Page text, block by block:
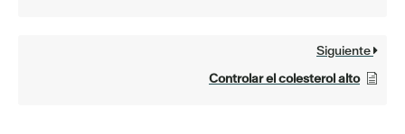
Siguiente
Controlar el colesterol alto